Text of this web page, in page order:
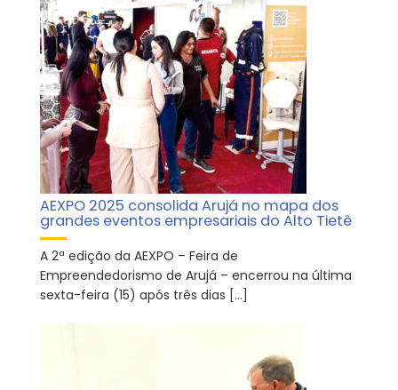
AEXPO 2025 consolida Arujá no mapa dos
grandes eventos empresariais do Alto Tietê
A 2ª edição da AEXPO – Feira de
Empreendedorismo de Arujá – encerrou na última
sexta-feira (15) após três dias […]